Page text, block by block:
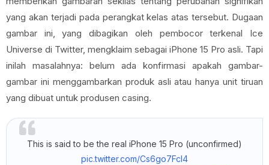
yang akan terjadi pada perangkat kelas atas tersebut. Dugaan
gambar ini, yang dibagikan oleh pembocor terkenal Ice
Universe di Twitter, mengklaim sebagai iPhone 15 Pro asli. Tapi
inilah masalahnya: belum ada konfirmasi apakah gambar-
gambar ini menggambarkan produk asli atau hanya unit tiruan
yang dibuat untuk produsen casing.
This is said to be the real iPhone 15 Pro (unconfirmed)
pic.twitter.com/Cs6go7Fcl4